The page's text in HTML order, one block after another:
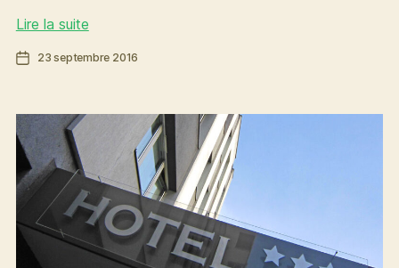
Lire la suiteTaxe
séjour
d’immobilisme
plus
d’1
million
d’€
de
Date23 septembre 2016